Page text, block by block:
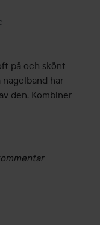
på och skönt
har
den. Kombiner